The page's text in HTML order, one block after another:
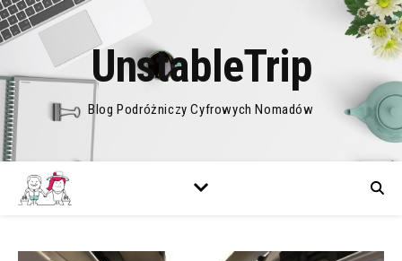
UnstableTrip
Blog Podróżniczy Cyfrowych Nomadów